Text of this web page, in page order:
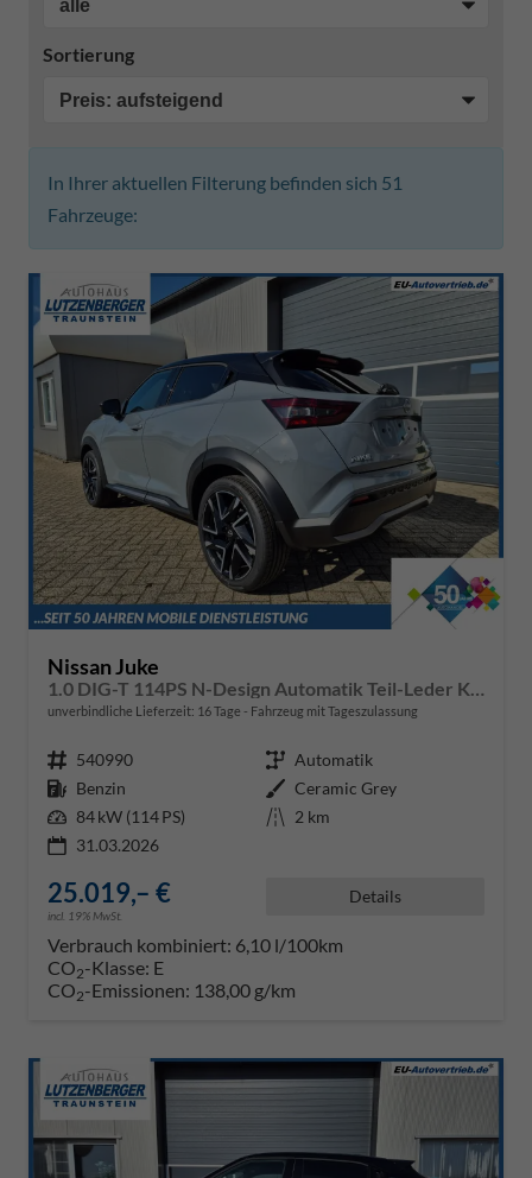
Sortierung
In Ihrer aktuellen Filterung befinden sich 51
Fahrzeuge:
Nissan Juke
unverbindliche Lieferzeit: 16 Tage Fahrzeug mit Tageszulassung
Fahrzeugnr. 540990 Getriebe Automatik
Kraftstoff Benzin Außenfarbe Ceramic Grey
Leistung 84 kW (114 PS) Kilometerstand 2 km
31.03.2026
25.019,– €
incl. 19% MwSt.
Details
Verbrauch kombiniert: 6,10 l/100km
CO2-Klasse: E
CO2-Emissionen: 138,00 g/km